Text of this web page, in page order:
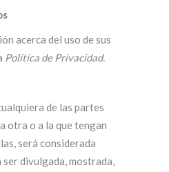
acerca del uso de sus
Política de Privacidad.
de las partes
otra o a la que tengan
será considerada
divulgada, mostrada,